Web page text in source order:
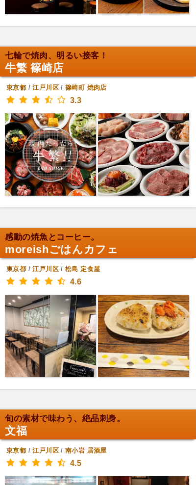
七輪で焼肉、明るい接客！
牛繁 篠崎店
東京都 /江戸川区/篠崎町 焼肉店
3.3
感動の焼魚とコーヒー。
moreishごはんカフェ
東京都 /江戸川区/松島 定食屋
4.6
旬の素材で味わう、絶品刺身。
文福
東京都 /江戸川区/南小岩 居酒屋
4.5